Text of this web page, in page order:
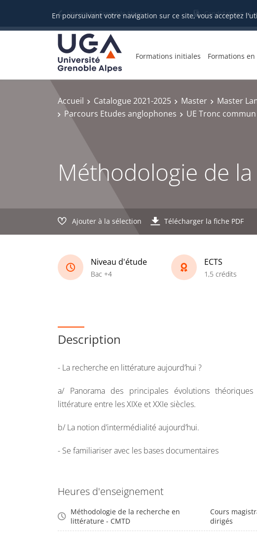
En poursuivant votre navigation sur ce site, vous acceptez
Université Grenoble Alpes Candidatures et
Formations initiales Formations
Accueil Catalogue 2021-2025 Master
Master
Parcours Etudes anglophones
UE Tronc commun
Méthodologie de
Ajouter à la sélection Télécharger la fiche PDF
Niveau d'étude
Bac +4
ECTS
1,5 crédits
Description
- La recherche en littérature aujourd’hui ?
a/ Panorama des principales évolutions
littérature entre les XIXe et XXIe siècles.
b/ La notion d’intermédialité aujourd’hui.
- Se familiariser avec les bases documentaires
Heures d'enseignement
Méthodologie de la recherche en
littérature - CMTD
Cours
dirigés